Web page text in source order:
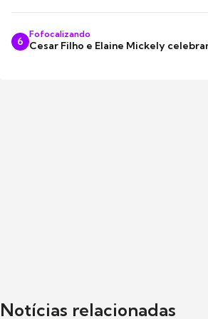
6
Fofocalizando
Cesar Filho e Elaine Mickely
Notícias relacionadas